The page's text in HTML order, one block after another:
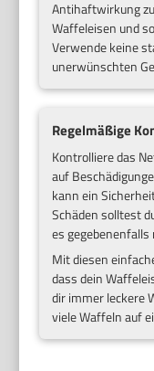
Antihaftwirkung
Waffeleisen und
Verwende keine
unerwünschten
Regelmäßige
Kontrolliere das
auf
kann ein
Schäden solltest
es
Mit diesen
dass dein
dir immer leckere
viele Waffeln auf